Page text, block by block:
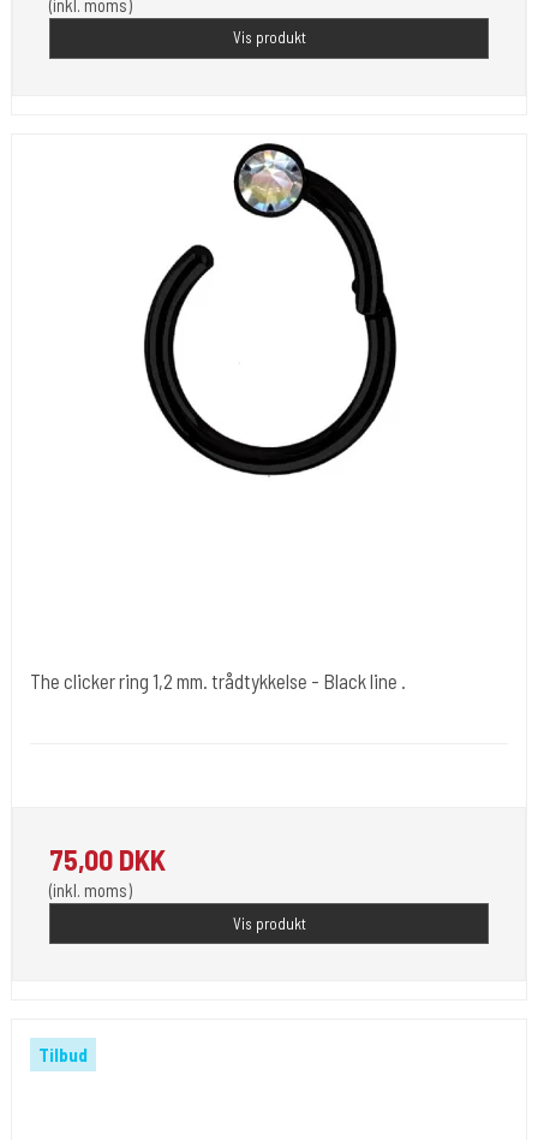
Vis produkt
The clicker ring 1,2 mm. trådtykkelse - Black line .
75,00 DKK
(inkl. moms)
Vis produkt
Tilbud